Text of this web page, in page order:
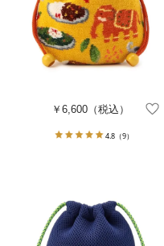
￥6,600 （税込）
4.8 （9）